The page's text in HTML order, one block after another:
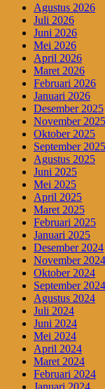
Agustus 2026
Juli 2026
Juni 2026
Mei 2026
April 2026
Maret 2026
Februari 2026
Januari 2026
Desember 2025
November 2025
Oktober 2025
September 2025
Agustus 2025
Juni 2025
Mei 2025
April 2025
Maret 2025
Februari 2025
Januari 2025
Desember 2024
November 2024
Oktober 2024
September 2024
Agustus 2024
Juli 2024
Juni 2024
Mei 2024
April 2024
Maret 2024
Februari 2024
Januari 2024